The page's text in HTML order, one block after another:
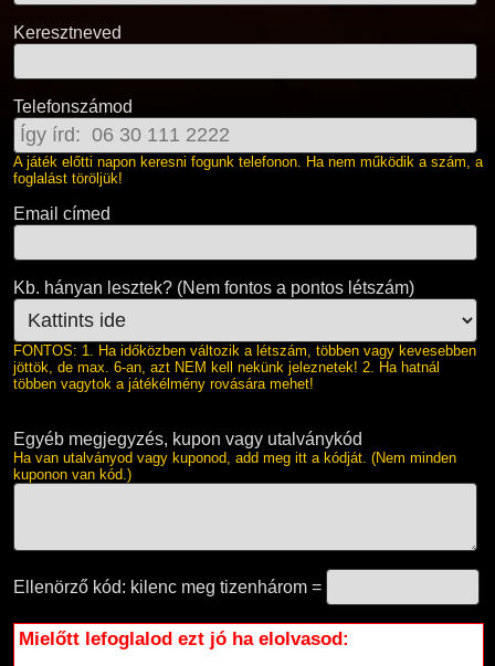
Keresztneved
Telefonszámod
A játék előtti napon keresni fogunk telefonon. Ha nem működik a szám, a
foglalást töröljük!
Email címed
Kb. hányan lesztek? (Nem fontos a pontos létszám)
FONTOS: 1. Ha időközben változik a létszám, többen vagy kevesebben
jöttök, de max. 6-an, azt NEM kell nekünk jeleznetek! 2. Ha hatnál
többen vagytok a játékélmény rovására mehet!
Egyéb megjegyzés, kupon vagy utalványkód
Ha van utalványod vagy kuponod, add meg itt a kódját. (Nem minden
kuponon van kód.)
Ellenörző kód: kilenc meg tizenhárom =
Mielőtt lefoglalod ezt jó ha elolvasod: